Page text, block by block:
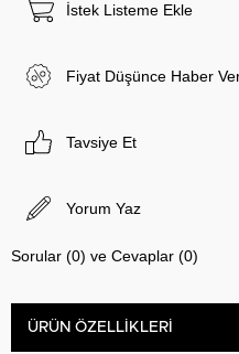
İstek Listeme Ekle
Fiyat Düşünce Haber
Tavsiye Et
Yorum Yaz
Sorular (0) ve Cevaplar (0)
ÜRÜN ÖZELLIKLERI